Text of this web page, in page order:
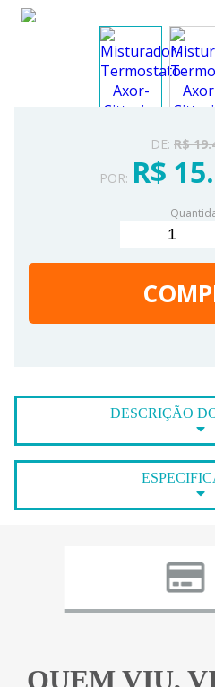
DE: R$
POR: R$
DESCRIÇÃO
3X SEM
QUEM VIU,